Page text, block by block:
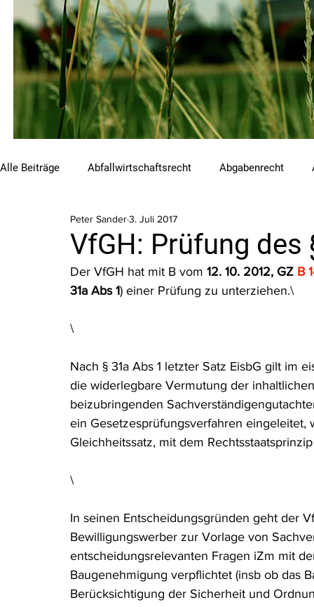
Alle Beiträge Abfallwirtschaftsrecht Abgabenrecht
Beihilfen und Förderungen
Luftreinhalterecht Naturschutzrecht
Rohstoffrecht
Verfahrensrecht Vergaberecht Verkehr- und
Wasserrecht RDU Umwelt-Ausgabe Erdgas
VfGH: Prüfung des
Peter Sander3. Juli 2017
Der VfGH hat mit B vom 12. 10. 2012, GZ B
31a Abs 1) einer Prüfung zu unterziehen.\
\
Nach § 31a Abs 1 letzter Satz EisbG gilt im
die widerlegbare Vermutung der
beizubringenden
ein Gesetzesprüfungsverfahren
Gleichheitssatz, mit dem
\
In seinen Entscheidungsgründen geht der
Bewilligungswerber zur Vorlage von
entscheidungsrelevanten Fragen iZm mit
Baugenehmigung verpflichtet (insb ob das
Berücksichtigung der Sicherheit und